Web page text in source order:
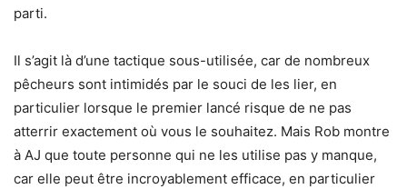
parti.
Il s’agit là d’une tactique sous-utilisée, car de nombreux
pêcheurs sont intimidés par le souci de les lier, en
particulier lorsque le premier lancé risque de ne pas
atterrir exactement où vous le souhaitez. Mais Rob montre
à AJ que toute personne qui ne les utilise pas y manque,
car elle peut être incroyablement efficace, en particulier